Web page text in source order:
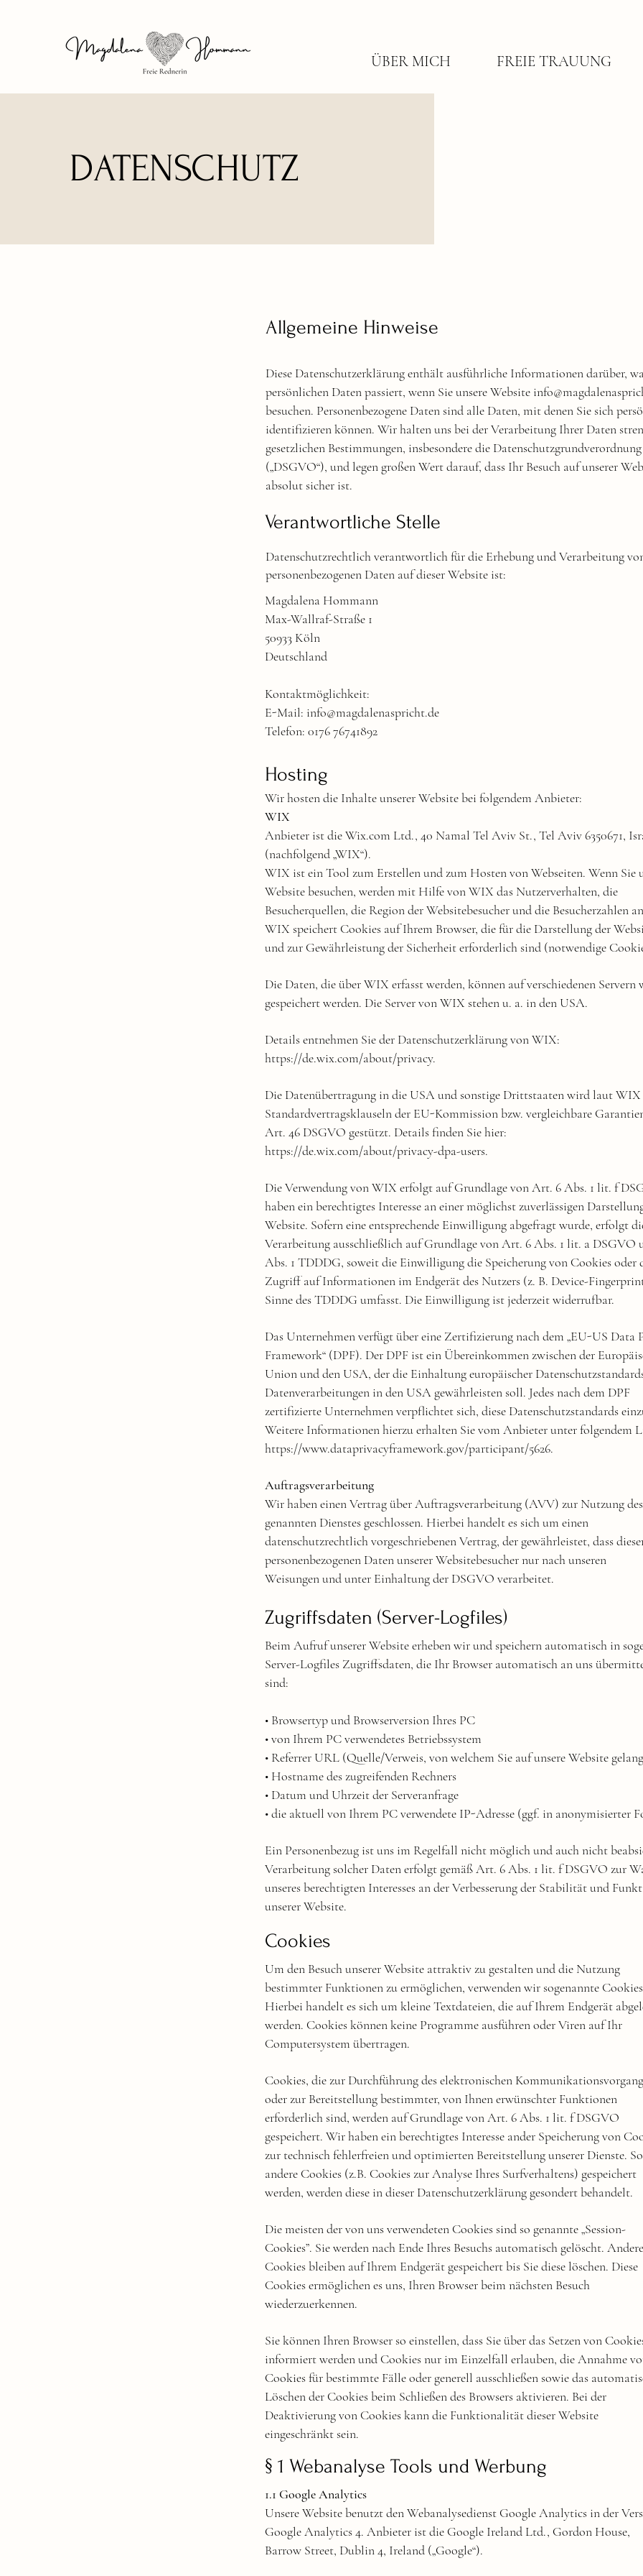
ÜBER MICH FREIE TRAUUNG
DATENSCHUTZ
Allgemeine Hinweise
Diese Datenschutzerklärung enthält ausführliche Informationen darüber,
persönlichen Daten passiert, wenn Sie unsere Website
besuchen. Personenbezogene Daten sind alle Daten, mit denen Sie sich
identifizieren können. Wir halten uns bei der Verarbeitung Ihrer Daten
gesetzlichen Bestimmungen, insbesondere die Datenschutzgrundverordnung
(„DSGVO“), und legen großen Wert darauf, dass Ihr Besuch auf unserer
absolut sicher ist.
Verantwortliche Stelle
Datenschutzrechtlich verantwortlich für die Erhebung und Verarbeitung
personenbezogenen Daten auf dieser Website ist:
Magdalena Hommann
Max-Wallraf-Straße 1
50933 Köln
Deutschland
Kontaktmöglichkeit:
E-Mail: info@magdalenaspricht.de
Telefon: 0176 76741892
Hosting
Wir hosten die Inhalte unserer Website bei folgendem Anbieter:
WIX
Anbieter ist die Wix.com Ltd., 40 Namal Tel Aviv St., Tel Aviv 6350671,
(nachfolgend „WIX“).
WIX ist ein Tool zum Erstellen und zum Hosten von Webseiten. Wenn Sie
Website besuchen, werden mit Hilfe von WIX das Nutzerverhalten, die
Besucherquellen, die Region der Websitebesucher und die Besucherzahlen
WIX speichert Cookies auf Ihrem Browser, die für die Darstellung der
und zur Gewährleistung der Sicherheit erforderlich sind (notwendige
Die Daten, die über WIX erfasst werden, können auf verschiedenen Servern
gespeichert werden. Die Server von WIX stehen u. a. in den USA.
Details entnehmen Sie der Datenschutzerklärung von WIX:
https://de.wix.com/about/privacy.
Die Datenübertragung in die USA und sonstige Drittstaaten wird laut WIX
Standardvertragsklauseln der EU-Kommission bzw. vergleichbare
Art. 46 DSGVO gestützt. Details finden Sie hier:
https://de.wix.com/about/privacy-dpa-users.
Die Verwendung von WIX erfolgt auf Grundlage von Art. 6 Abs. 1 lit. f
haben ein berechtigtes Interesse an einer möglichst zuverlässigen
Website. Sofern eine entsprechende Einwilligung abgefragt wurde, erfolgt
Verarbeitung ausschließlich auf Grundlage von Art. 6 Abs. 1 lit. a DSGVO
Abs. 1 TDDDG, soweit die Einwilligung die Speicherung von Cookies oder
Zugriff auf Informationen im Endgerät des Nutzers (z. B. Device-
Sinne des TDDDG umfasst. Die Einwilligung ist jederzeit widerrufbar.
Das Unternehmen verfügt über eine Zertifizierung nach dem „EU-US Data
Framework“ (DPF). Der DPF ist ein Übereinkommen zwischen der
Union und den USA, der die Einhaltung europäischer
Datenverarbeitungen in den USA gewährleisten soll. Jedes nach dem DPF
zertifizierte Unternehmen verpflichtet sich, diese Datenschutzstandards
Weitere Informationen hierzu erhalten Sie vom Anbieter unter folgendem
https://www.dataprivacyframework.gov/participant/5626.
Auftragsverarbeitung
Wir haben einen Vertrag über Auftragsverarbeitung (AVV) zur Nutzung
genannten Dienstes geschlossen. Hierbei handelt es sich um einen
datenschutzrechtlich vorgeschriebenen Vertrag, der gewährleistet, dass
personenbezogenen Daten unserer Websitebesucher nur nach unseren
Weisungen und unter Einhaltung der DSGVO verarbeitet.
Zugriffsdaten (Server-Logfiles)
Beim Aufruf unserer Website erheben wir und speichern automatisch in
Server-Logfiles Zugriffsdaten, die Ihr Browser automatisch an uns
sind:
• Browsertyp und Browserversion Ihres PC
• von Ihrem PC verwendetes Betriebssystem
• Referrer URL (Quelle/Verweis, von welchem Sie auf unsere Website
• Hostname des zugreifenden Rechners
• Datum und Uhrzeit der Serveranfrage
• die aktuell von Ihrem PC verwendete IP-Adresse (ggf. in anonymisierter
Ein Personenbezug ist uns im Regelfall nicht möglich und auch nicht
Verarbeitung solcher Daten erfolgt gemäß Art. 6 Abs. 1 lit. f DSGVO zur
unseres berechtigten Interesses an der Verbesserung der Stabilität und
unserer Website.
Cookies
Um den Besuch unserer Website attraktiv zu gestalten und die Nutzung
bestimmter Funktionen zu ermöglichen, verwenden wir sogenannte
Hierbei handelt es sich um kleine Textdateien, die auf Ihrem Endgerät
werden. Cookies können keine Programme ausführen oder Viren auf Ihr
Computersystem übertragen.
Cookies, die zur Durchführung des elektronischen
oder zur Bereitstellung bestimmter, von Ihnen erwünschter Funktionen
erforderlich sind, werden auf Grundlage von Art. 6 Abs. 1 lit. f DSGVO
gespeichert. Wir haben ein berechtigtes Interesse ander Speicherung von
zur technisch fehlerfreien und optimierten Bereitstellung unserer Dienste.
andere Cookies (z.B. Cookies zur Analyse Ihres Surfverhaltens) gespeichert
werden, werden diese in dieser Datenschutzerklärung gesondert behandelt.
Die meisten der von uns verwendeten Cookies sind so genannte „Session-
Cookies”. Sie werden nach Ende Ihres Besuchs automatisch gelöscht. Andere
Cookies bleiben auf Ihrem Endgerät gespeichert bis Sie diese löschen. Diese
Cookies ermöglichen es uns, Ihren Browser beim nächsten Besuch
wiederzuerkennen.
Sie können Ihren Browser so einstellen, dass Sie über das Setzen von
informiert werden und Cookies nur im Einzelfall erlauben, die Annahme
Cookies für bestimmte Fälle oder generell ausschließen sowie das
Löschen der Cookies beim Schließen des Browsers aktivieren. Bei der
Deaktivierung von Cookies kann die Funktionalität dieser Website
eingeschränkt sein.
§ 1 Webanalyse Tools und Werbung
1.1 Google Analytics
Unsere Website benutzt den Webanalysedienst Google Analytics in der
Google Analytics 4. Anbieter ist die Google Ireland Ltd., Gordon House,
Barrow Street, Dublin 4, Ireland („Google“).